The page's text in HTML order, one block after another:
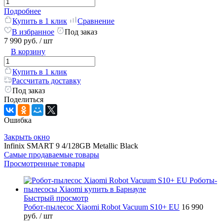
Подробнее
Купить в 1 клик
Сравнение
В избранное
Под заказ
7 990 руб. / шт
В корзину
Купить в 1 клик
Рассчитать доставку
Под заказ
Поделиться
Ошибка
Закрыть окно
Infinix SMART 9 4/128GB Metallic Black
Самые продаваемые товары
Просмотренные товары
Быстрый просмотр
Робот-пылесос Xiaomi Robot Vacuum S10+ EU 16 990
руб. / шт